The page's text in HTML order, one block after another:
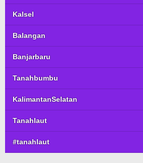
Kalsel
Balangan
Banjarbaru
Tanahbumbu
KalimantanSelatan
Tanahlaut
#tanahlaut